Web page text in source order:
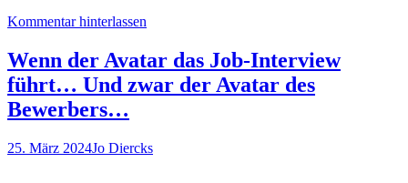
für
die
Pause?):
Kommentar hinterlassen
Wenn der Avatar das Job-Interview
führt… Und zwar der Avatar des
Bewerbers…
25. März 2024Jo Diercks